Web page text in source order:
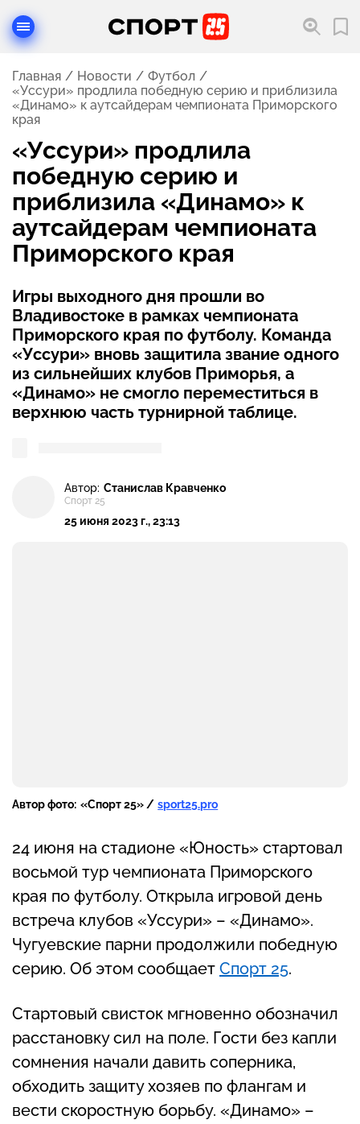
Главная Новости
Футбол
«Уссури» продлила победную серию и приблизила
«Динамо» к аутсайдерам чемпионата Приморского
края
«Уссури» продлила
победную серию и
приблизила «Динамо» к
аутсайдерам чемпионата
Приморского края
Игры выходного дня прошли во
Владивостоке в рамках чемпионата
Приморского края по футболу. Команда
«Уссури» вновь защитила звание одного
из сильнейших клубов Приморья, а
«Динамо» не смогло переместиться в
верхнюю часть турнирной таблице.
Автор: Станислав Кравченко
Спорт 25
25 июня 2023 г., 23:13
Автор фото: «Спорт 25» / sport25.pro
24 июня на стадионе «Юность» стартовал
восьмой тур чемпионата Приморского
края по футболу. Открыла игровой день
встреча клубов «Уссури» – «Динамо».
Чугуевские парни продолжили победную
серию. Об этом сообщает Спорт 25.
Стартовый свисток мгновенно обозначил
расстановку сил на поле. Гости без капли
сомнения начали давить соперника,
обходить защиту хозяев по флангам и
вести скоростную борьбу. «Динамо» –